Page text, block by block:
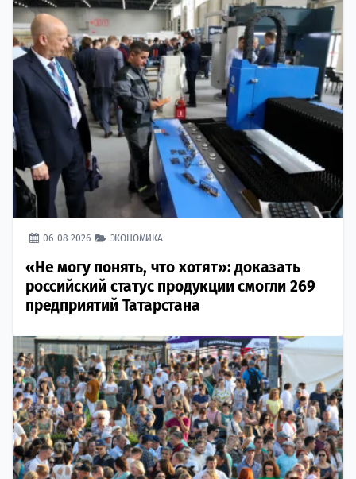
06-08-2026 ЭКОНОМИКА
«Не могу понять, что хотят»: доказать
российский статус продукции смогли 269
предприятий Татарстана